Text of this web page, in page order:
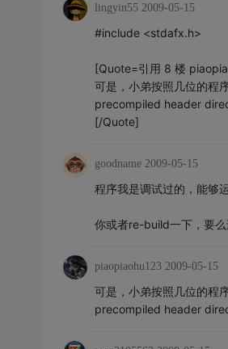
lingyin55 2009-05-15
#include <stdafx.h>
[Quote=引用 8 楼
可是，小弟按照几位的
precompiled header
[/Quote]
goodname 2009-05-15
程序我是调试过的，能够
你或者re-build一下，要么
piaopiaohu123 2009-05-15
可是，小弟按照几位的
precompiled header